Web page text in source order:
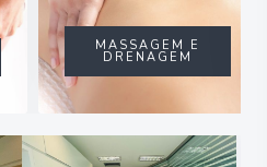
MASSAGEM E
DRENAGEM